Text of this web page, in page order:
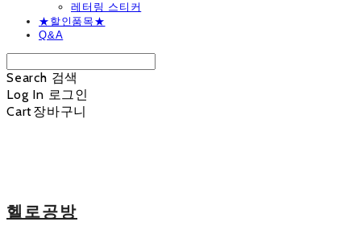
레터링 스티커
★할인품목★
Q&A
Search 검색
Log In 로그인
Cart장바구니
헬로공방